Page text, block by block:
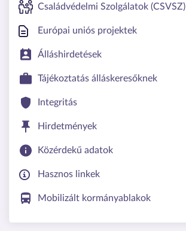
Családvédelmi Szolgálatok (CSVSZ)
Európai uniós projektek
Álláshirdetések
Tájékoztatás álláskeresőknek
Integritás
Hirdetmények
Közérdekű adatok
Hasznos linkek
Mobilizált kormányablakok